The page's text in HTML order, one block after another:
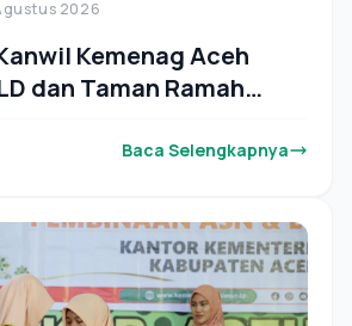
2026
Kemenag Aceh
dan Taman Ramah
Baca Selengkapnya